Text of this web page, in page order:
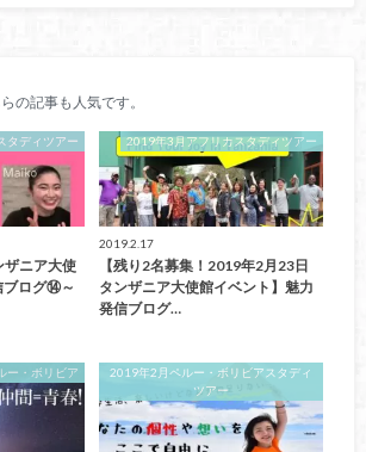
の記事も人気です。
タディツアー
ザニア大使
ブログ⑭～
2019年3月アフリカスタディツアー
2019.2.17
【残り2名募集！2019年2月23日
タンザニア大使館イベント】魅力
発信ブログ…
ー・ボリビア
2019年2月ペルー・ボリビアスタディ
ツアー